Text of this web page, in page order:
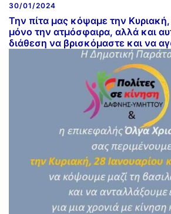
30/01/2024
Την πίτα μας κόψαμε την Κυριακή,
μόνο την ατμόσφαιρα, αλλά και
διάθεση να βρισκόμαστε και να